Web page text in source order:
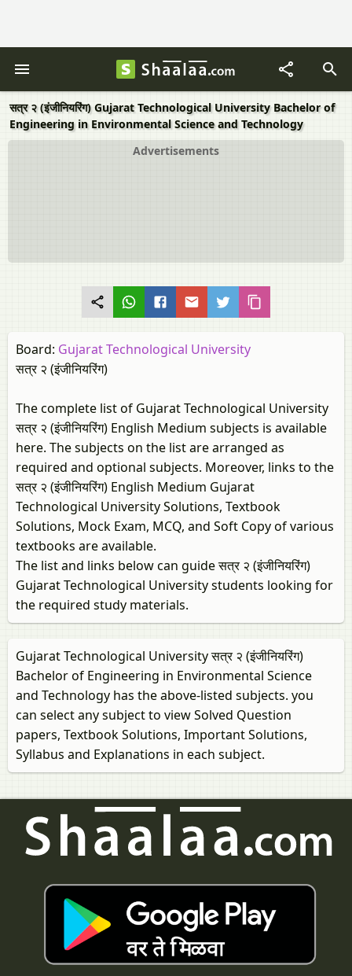
सत्र २ (इंजीनियरिंग) Gujarat Technological University Bachelor of
Engineering in Environmental Science and Technology
Advertisements
Board: Gujarat Technological University
सत्र २ (इंजीनियरिंग)
The complete list of Gujarat Technological University
सत्र २ (इंजीनियरिंग) English Medium subjects is available
here. The subjects on the list are arranged as
required and optional subjects. Moreover, links to the
सत्र २ (इंजीनियरिंग) English Medium Gujarat
Technological University Solutions, Textbook
Solutions, Mock Exam, MCQ, and Soft Copy of various
textbooks are available.
The list and links below can guide सत्र २ (इंजीनियरिंग)
Gujarat Technological University students looking for
the required study materials.
Gujarat Technological University सत्र २ (इंजीनियरिंग)
Bachelor of Engineering in Environmental Science
and Technology has the above-listed subjects. you
can select any subject to view Solved Question
papers, Textbook Solutions, Important Solutions,
Syllabus and Explanations in each subject.